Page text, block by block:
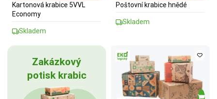
Kartonová krabice 5VVL
Economy
Skladem
Poštovní krabice hnědé
Skladem
Zakázkový
potisk krabic